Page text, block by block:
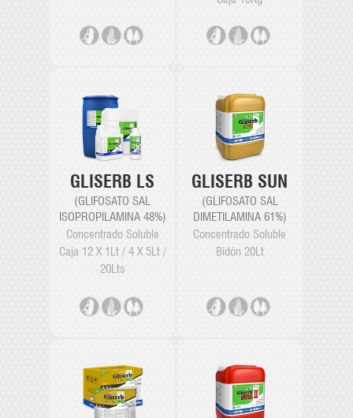
GLISERB LS
(GLIFOSATO SAL
ISOPROPILAMINA 48%)
Concentrado Soluble
Caja 12 X 1Lt / 4 X 5Lt /
20Lts
GLISERB SUN
(GLIFOSATO SAL
DIMETILAMINA 61%)
Concentrado Soluble
Bidón 20Lt